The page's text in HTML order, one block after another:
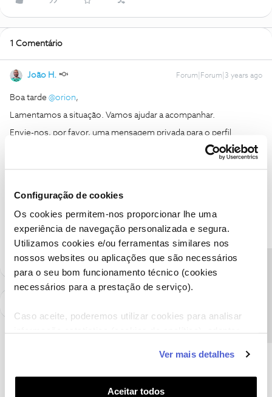
Configuração de cookies
Os cookies permitem-nos proporcionar lhe uma
experiência de navegação personalizada e segura.
Utilizamos cookies e/ou ferramentas similares nos
nossos websites ou aplicações que são necessários
para o seu bom funcionamento técnico (cookies
necessários para a prestação de serviço).
Caso aceite, poderemos utilizar cookies para analisar
funcionalidades (cookies de personalização e
funcionalidade) e adaptar anúncios aos seus interesses
(cookies de publicidade personalizada). Pode gerir a
Ver mais detalhes
Aceitar todos
1 Comentário
João H. Forum|Forum|3 years ago
Boa tarde @orion,
Lamentamos a situação. Vamos ajudar a acompanhar.
Envie-nos, por favor, uma mensagem privada para o perfil
Ajude a comunidade a encontrar informação relevante. Marque
como "Melhor Resposta" e faça "Like" nos melhores comentários.
Siga os perfis da moderação, através da opção "Seguir", para estar
sempre a par das ultimas novidades.